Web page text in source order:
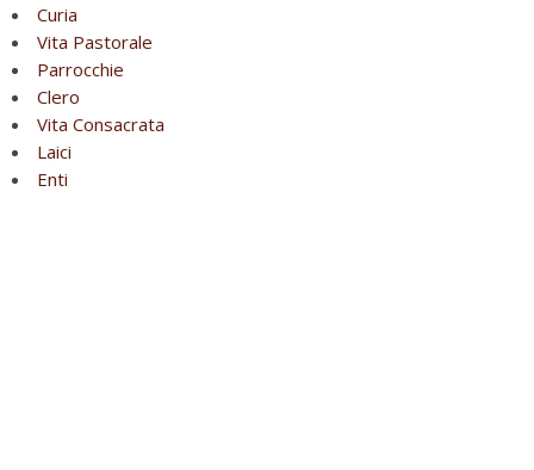
Curia
Vita Pastorale
Parrocchie
Clero
Vita Consacrata
Laici
Enti